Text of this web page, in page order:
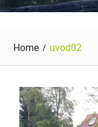
Home uvod02